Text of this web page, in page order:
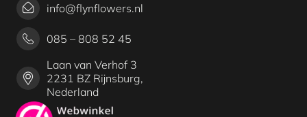
info@flynflowers.nl
085 – 808 52 45
Laan van Verhof 3
2231 BZ Rijnsburg,
Nederland